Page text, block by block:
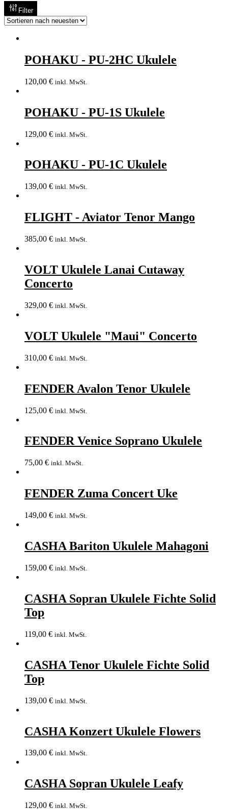
Filter
POHAKU - PU-2HC Ukulele
120,00 € inkl. MwSt.
POHAKU - PU-1S Ukulele
129,00 € inkl. MwSt.
POHAKU - PU-1C Ukulele
139,00 € inkl. MwSt.
FLIGHT - Aviator Tenor Mango
385,00 € inkl. MwSt.
VOLT Ukulele Lanai Cutaway
Concerto
329,00 € inkl. MwSt.
VOLT Ukulele "Maui" Concerto
310,00 € inkl. MwSt.
FENDER Avalon Tenor Ukulele
125,00 € inkl. MwSt.
FENDER Venice Soprano Ukulele
75,00 € inkl. MwSt.
FENDER Zuma Concert Uke
149,00 € inkl. MwSt.
CASHA Bariton Ukulele Mahagoni
159,00 € inkl. MwSt.
CASHA Sopran Ukulele Fichte Solid
Top
119,00 € inkl. MwSt.
CASHA Tenor Ukulele Fichte Solid
Top
139,00 € inkl. MwSt.
CASHA Konzert Ukulele Flowers
139,00 € inkl. MwSt.
CASHA Sopran Ukulele Leafy
129,00 € inkl. MwSt.